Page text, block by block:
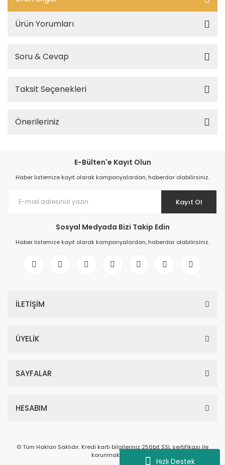
Hızlı Destek
Ürün Yorumları
Soru & Cevap
Taksit Seçenekleri
Önerileriniz
E-Bülten'e Kayıt Olun
Haber listemize kayıt olarak kampanyalardan, haberdar olabilirsiniz.
Kayıt Ol
Sosyal Medyada Bizi Takip Edin
Haber listemize kayıt olarak kampanyalardan, haberdar olabilirsiniz.
İLETİŞİM
ÜYELİK
SAYFALAR
HESABIM
© Tüm Hakları Saklıdır. Kredi kartı bilgileriniz 256bit SSL sertifikası ile
korunmaktadır.